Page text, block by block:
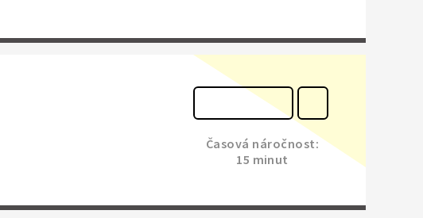
Časová náročnost:
15 minut